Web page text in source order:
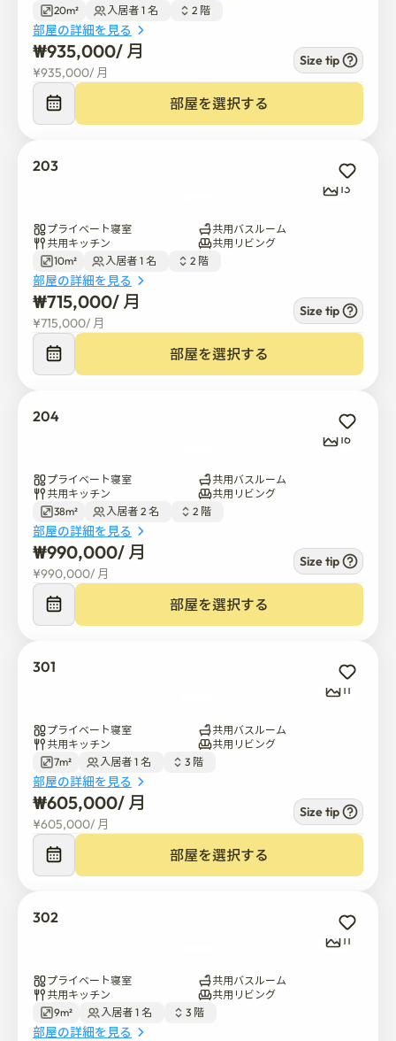
宿泊料金にメンテナンス料が含まれている場合は、
トータルコストが上がるので、エンコステイがあなたと
私の両方に請求するサービス料も高くなります。
ご理解ありがとうございます。
* 弘大、新村、延世大学、弘益大学まで徒歩10分です。
西江（ソガン）大学と梨花（イファ）女子大学まで徒歩
ク、薬局、ダイソー、各種アメニティまで徒歩10分で
す。
最寄りのコンビニまで徒歩3分です。
シェアハウスのInstagramを見てみましょう。
より多くの情報を得ることができます。
📅予約期間
12月下旬~2月25日
6月下旬~8月25日
長期予約（4ヶ月以上）:
2月~7月上旬
8月~12月下旬
20m²
入居者 1 名 2 階
部屋の詳細を見る
₩935,000/ 月
¥935,000/ 月
Size tip
部屋を選択する
203
13
プライベート寝室
共用バスルーム
共用キッチン
共用リビング
10m²
入居者 1 名 2 階
部屋の詳細を見る
₩715,000/ 月
¥715,000/ 月
Size tip
部屋を選択する
204
16
プライベート寝室
共用バスルーム
共用キッチン
共用リビング
38m²
入居者 2 名 2 階
部屋の詳細を見る
₩990,000/ 月
¥990,000/ 月
Size tip
部屋を選択する
301
11
プライベート寝室
共用バスルーム
共用キッチン
共用リビング
7m²
入居者 1 名 3 階
部屋の詳細を見る
₩605,000/ 月
¥605,000/ 月
Size tip
部屋を選択する
302
11
プライベート寝室
共用バスルーム
共用キッチン
共用リビング
9m²
入居者 1 名 3 階
部屋の詳細を見る